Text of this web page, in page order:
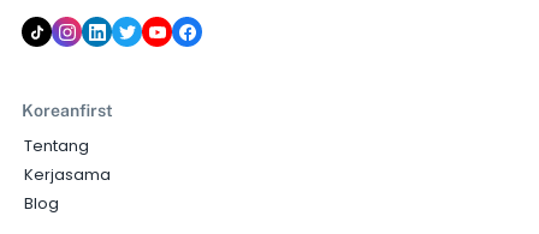
Koreanfirst
Tentang
Kerjasama
Blog